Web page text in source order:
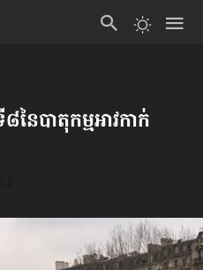
នៃ​បាតុកម្ម​អាវកាក់​